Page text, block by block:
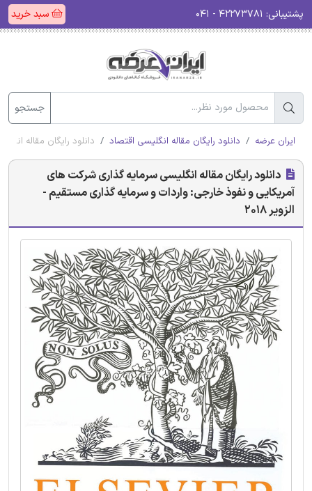
پشتیبانی: سبد خرید
جستجو
ایران عرضه دانلود رایگان مقاله انگلیسی اقتصاد دانلود رایگان مقاله
دانلود رایگان مقاله انگلیسی سرمایه گذاری شرکت های
آمریکایی و نفوذ خارجی: واردات و سرمایه گذاری مستقیم -
الزویر 2018